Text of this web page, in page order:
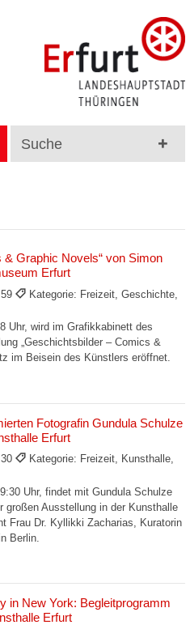
Suche
Graphic Novels“ von Simon
Erfurt
Kategorie: Freizeit, Geschichte,
Uhr, wird im Grafikkabinett des
„Geschichtsbilder – Comics &
im Beisein des Künstlers eröffnet.
Fotografin Gundula Schulze
Erfurt
Kategorie: Freizeit, Kunsthalle,
Uhr, findet mit Gundula Schulze
großen Ausstellung in der Kunsthalle
Frau Dr. Kyllikki Zacharias, Kuratorin
Berlin.
in New York: Begleitprogramm
Erfurt